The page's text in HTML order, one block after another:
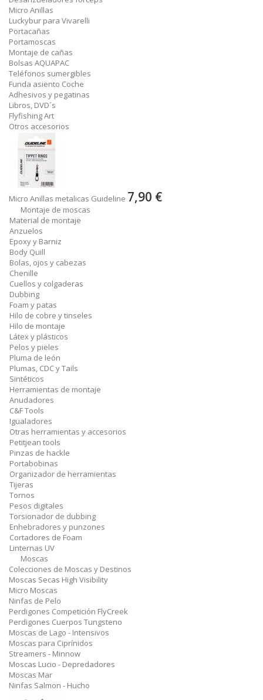
Micro Anillas
Luckybur para Vivarelli
Portacañas
Portamoscas
Montaje de cañas
Bolsas AQUAPAC
Teléfonos sumergibles
Funda asiento Coche
Adhesivos y pegatinas
Libros, DVD´s
Flyfishing Art
Otros accesorios
Micro Anillas metalicas Guideline 7,90 €
Montaje de moscas
Material de montaje
Anzuelos
Epoxy y Barniz
Body Quill
Bolas, ojos y cabezas
Chenille
Cuellos y colgaderas
Dubbing
Foam y patas
Hilo de cobre y tinseles
Hilo de montaje
Látex y plásticos
Pelos y pieles
Pluma de león
Plumas, CDC y Tails
Sintéticos
Herramientas de montaje
Anudadores
C&F Tools
Igualadores
Otras herramientas y accesorios
Petitjean tools
Pinzas de hackle
Portabobinas
Organizador de herramientas
Tijeras
Tornos
Pesos digitales
Torsionador de dubbing
Enhebradores y punzones
Cortadores de Foam
Linternas UV
Moscas
Colecciones de Moscas y Destinos
Moscas Secas High Visibility
Micro Moscas
Ninfas de Pelo
Perdigones Competición FlyCreek
Perdigones Cuerpos Tungsteno
Moscas de Lago - Intensivos
Moscas para Ciprínidos
Streamers - Minnow
Moscas Lucio - Depredadores
Moscas Mar
Ninfas Salmon - Hucho